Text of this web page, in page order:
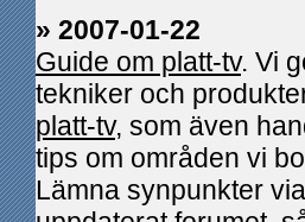
» 2007-01-22
Guide om platt-tv. Vi
tekniker och
platt-tv, som även
tips om områden vi
Lämna synpunkter